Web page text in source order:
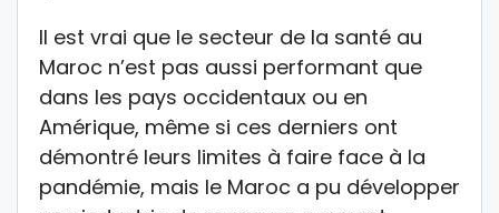
Il est vrai que le secteur de la santé au
Maroc n’est pas aussi performant que
dans les pays occidentaux ou en
Amérique, même si ces derniers ont
démontré leurs limites à faire face à la
pandémie, mais le Maroc a pu développer